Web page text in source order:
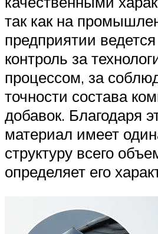
так как на
предприятии ведется
контроль за
процессом, за
точности состава
добавок. Благодаря
материал имеет
структуру всего
определяет его